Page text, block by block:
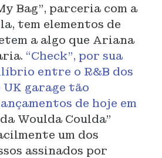
Bag”, parceria com a
tem elementos de
a algo que Ariana
“Check”, por sua
entre o R&B dos
UK garage tão
de hoje em
Woulda Coulda”
um dos
assinados por